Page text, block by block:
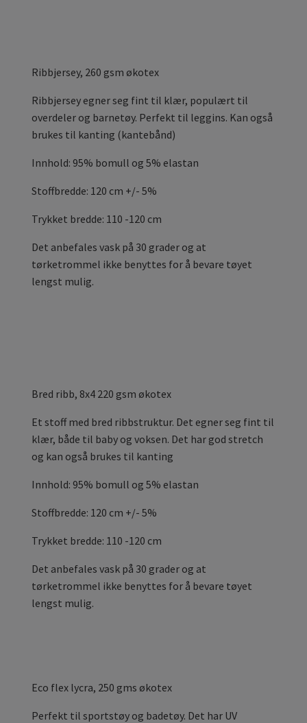
Ribbjersey, 260 gsm økotex
Ribbjersey egner seg fint til klær, populært til
overdeler og barnetøy. Perfekt til leggins. Kan også
brukes til kanting (kantebånd)
Innhold: 95% bomull og 5% elastan
Stoffbredde: 120 cm +/- 5%
Trykket bredde: 110 -120 cm
Det anbefales vask på 30 grader og at
tørketrommel ikke benyttes for å bevare tøyet
lengst mulig.
Bred ribb, 8x4 220 gsm økotex
Et stoff med bred ribbstruktur. Det egner seg fint til
klær, både til baby og voksen. Det har god stretch
og kan også brukes til kanting
Innhold: 95% bomull og 5% elastan
Stoffbredde: 120 cm +/- 5%
Trykket bredde: 110 -120 cm
Det anbefales vask på 30 grader og at
tørketrommel ikke benyttes for å bevare tøyet
lengst mulig.
Eco flex lycra, 250 gms økotex
Perfekt til sportstøy og badetøy. Det har UV